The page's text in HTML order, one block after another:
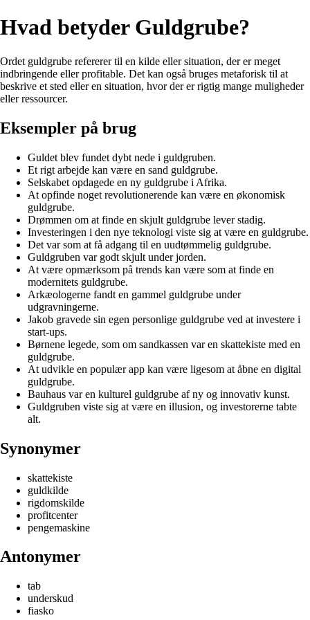
Hvad betyder Guldgrube?
Ordet guldgrube refererer til en kilde eller situation, der er meget
indbringende eller profitable. Det kan også bruges metaforisk til at
beskrive et sted eller en situation, hvor der er rigtig mange muligheder
eller ressourcer.
Eksempler på brug
Guldet blev fundet dybt nede i guldgruben.
Et rigt arbejde kan være en sand guldgrube.
Selskabet opdagede en ny guldgrube i Afrika.
At opfinde noget revolutionerende kan være en økonomisk
guldgrube.
Drømmen om at finde en skjult guldgrube lever stadig.
Investeringen i den nye teknologi viste sig at være en guldgrube.
Det var som at få adgang til en uudtømmelig guldgrube.
Guldgruben var godt skjult under jorden.
At være opmærksom på trends kan være som at finde en
modernitets guldgrube.
Arkæologerne fandt en gammel guldgrube under
udgravningerne.
Jakob gravede sin egen personlige guldgrube ved at investere i
start-ups.
Børnene legede, som om sandkassen var en skattekiste med en
guldgrube.
At udvikle en populær app kan være ligesom at åbne en digital
guldgrube.
Bauhaus var en kulturel guldgrube af ny og innovativ kunst.
Guldgruben viste sig at være en illusion, og investorerne tabte
alt.
Synonymer
skattekiste
guldkilde
rigdomskilde
profitcenter
pengemaskine
Antonymer
tab
underskud
fiasko